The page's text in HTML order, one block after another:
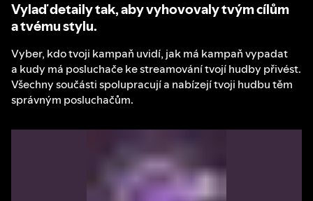
Vylaď detaily tak, aby vyhovovaly tvým cílům
a tvému stylu.
Vyber, kdo tvoji kampaň uvidí, jak má kampaň vypadat
a kudy má posluchače ke streamování tvojí hudby přivést.
Všechny součásti spolupracují a nabízejí tvoji hudbu těm
správným posluchačům.